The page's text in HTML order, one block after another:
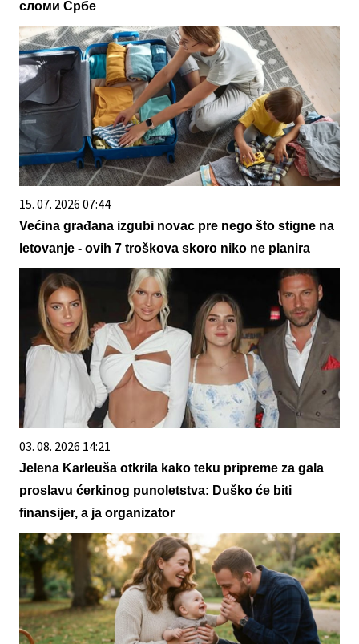
сломи Србе
15. 07. 2026 07:44
Većina građana izgubi novac pre nego što stigne na
letovanje - ovih 7 troškova skoro niko ne planira
03. 08. 2026 14:21
Jelena Karleuša otkrila kako teku pripreme za gala
proslavu ćerkinog punoletstva: Duško će biti
finansijer, a ja organizator